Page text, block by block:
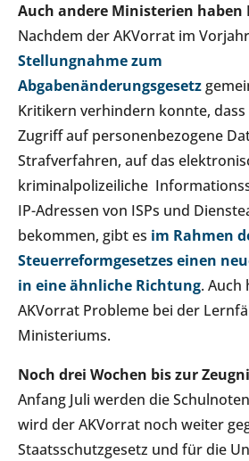
Auch andere Ministerien
Nachdem der AKVorrat im
Stellungnahme zum
Abgabenänderungsgesetz
Kritikern verhindern konnte,
Zugriff auf personenbezogene
Strafverfahren, auf das
kriminalpolizeiliche
IP-Adressen von ISPs und
bekommen, gibt es im Rahmen
Steuerreformgesetzes einen
in eine ähnliche Richtung.
AKVorrat Probleme bei der
Ministeriums.
Noch drei Wochen bis zur
Anfang Juli werden die
wird der AKVorrat noch weiter
Staatsschutzgesetz und für die